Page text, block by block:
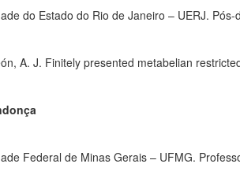
do Estado do Rio de Janeiro – UERJ. Pós-
A. J. Finitely presented metabelian
Federal de Minas Gerais – UFMG.